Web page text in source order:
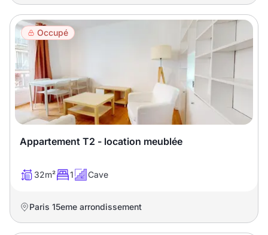
Disponible à partir du
Promotions
Mettre en avant les
promotions sur honoraires
Occupé
Appartement T2 - location meublée
32m² 1 Cave
Paris 15eme arrondissement